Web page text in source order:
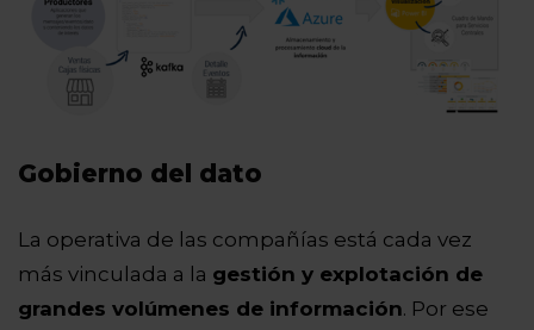
Gobierno del dato
La operativa de las compañías está cada vez
más vinculada a la gestión y explotación de
grandes volúmenes de información. Por ese